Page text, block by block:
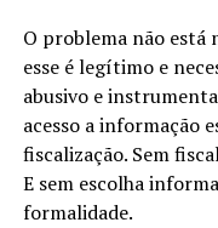
O problema não está
esse é legítimo e
abusivo e
acesso a informação
fiscalização. Sem
E sem escolha
formalidade.